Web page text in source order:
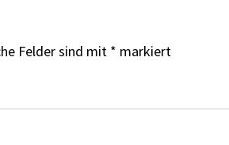
Felder sind mit * markiert